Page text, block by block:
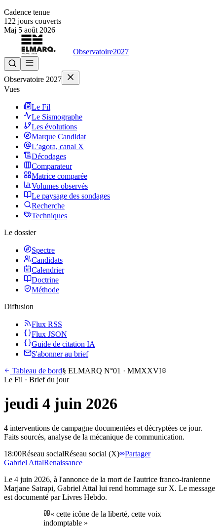
Cadence tenue
122 jours couverts
Maj 5 août 2026
Observatoire2027
Observatoire 2027
Vues
Le Fil
Le Sismographe
Les évolutions
Marque Candidat
L’agora, canal X
Décodages
Comparateur
Matrice comparée
Volumes observés
Le paysage des sondages
Recherche
Techniques
Le dossier
Spectre
Candidats
Calendrier
Doctrine
Méthode
Diffusion
Flux RSS
Flux JSON
Guide de citation IA
S'abonner au brief
Tableau de bord§ ELMARQ N°01 · MMXXVI
Le Fil · Brief du jour
jeudi 4 juin 2026
4 interventions de campagne documentées et décryptées ce jour.
Faits sourcés, analyse de la mécanique de communication.
18:00Réseau socialRéseau social (X)
Partager
Gabriel AttalRenaissance
Le 4 juin 2026, à l'annonce de la mort de l'autrice franco-iranienne
Marjane Satrapi, Gabriel Attal lui rend hommage sur X. Le message
est documenté par Livres Hebdo.
« cette icône de la liberté, cette voix
indomptable »